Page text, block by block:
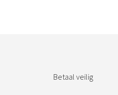
Betaal veilig